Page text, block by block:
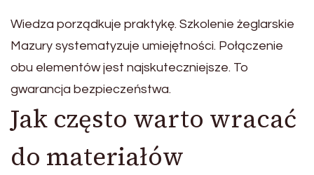
Wiedza porządkuje praktykę. Szkolenie żeglarskie
Mazury systematyzuje umiejętności. Połączenie
obu elementów jest najskuteczniejsze. To
gwarancja bezpieczeństwa.
Jak często warto wracać
do materiałów